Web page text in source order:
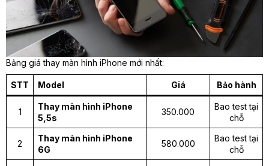
Bảng giá thay màn hình iPhone mới nhất:
STT Model Giá Bảo hành
1
Thay màn hình iPhone
5,5s
350.000
Bao test tại
chỗ
2
Thay màn hình iPhone
6G
580.000
Bao test tại
chỗ